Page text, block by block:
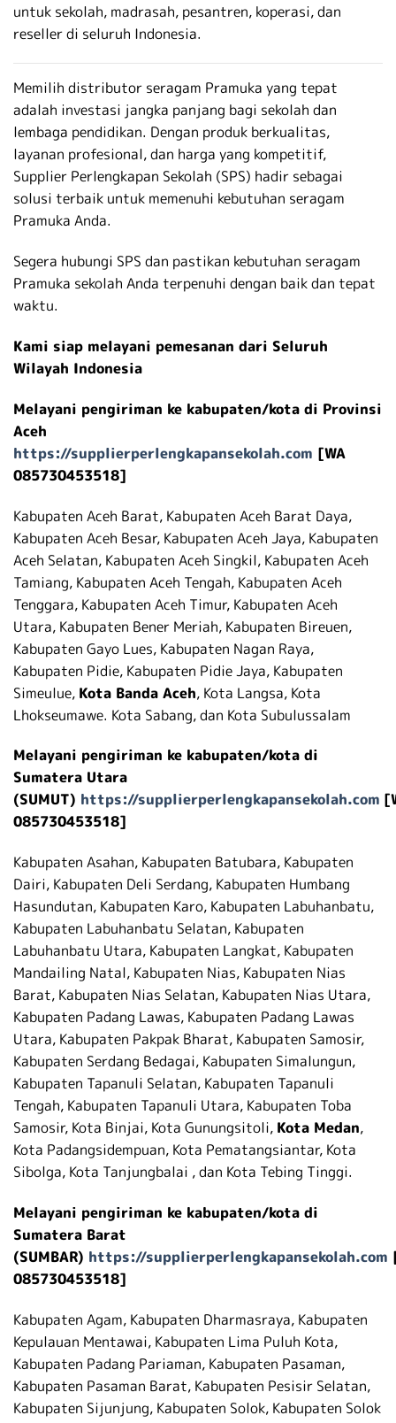
untuk sekolah, madrasah, pesantren, koperasi, dan
reseller di seluruh Indonesia.
Memilih distributor seragam Pramuka yang tepat
adalah investasi jangka panjang bagi sekolah dan
lembaga pendidikan. Dengan produk berkualitas,
layanan profesional, dan harga yang kompetitif,
Supplier Perlengkapan Sekolah (SPS) hadir sebagai
solusi terbaik untuk memenuhi kebutuhan seragam
Pramuka Anda.
Segera hubungi SPS dan pastikan kebutuhan seragam
Pramuka sekolah Anda terpenuhi dengan baik dan tepat
waktu.
Kami siap melayani pemesanan dari Seluruh
Wilayah Indonesia
Melayani pengiriman ke kabupaten/kota di Provinsi
Aceh
https://supplierperlengkapansekolah.com [WA
085730453518]
Kabupaten Aceh Barat, Kabupaten Aceh Barat Daya,
Kabupaten Aceh Besar, Kabupaten Aceh Jaya, Kabupaten
Aceh Selatan, Kabupaten Aceh Singkil, Kabupaten Aceh
Tamiang, Kabupaten Aceh Tengah, Kabupaten Aceh
Tenggara, Kabupaten Aceh Timur, Kabupaten Aceh
Utara, Kabupaten Bener Meriah, Kabupaten Bireuen,
Kabupaten Gayo Lues, Kabupaten Nagan Raya,
Kabupaten Pidie, Kabupaten Pidie Jaya, Kabupaten
Simeulue, Kota Banda Aceh, Kota Langsa, Kota
Lhokseumawe. Kota Sabang, dan Kota Subulussalam
Melayani pengiriman ke kabupaten/kota di
Sumatera Utara
(SUMUT) https://supplierperlengkapansekolah.com
085730453518]
Kabupaten Asahan, Kabupaten Batubara, Kabupaten
Dairi, Kabupaten Deli Serdang, Kabupaten Humbang
Hasundutan, Kabupaten Karo, Kabupaten Labuhanbatu,
Kabupaten Labuhanbatu Selatan, Kabupaten
Labuhanbatu Utara, Kabupaten Langkat, Kabupaten
Mandailing Natal, Kabupaten Nias, Kabupaten Nias
Barat, Kabupaten Nias Selatan, Kabupaten Nias Utara,
Kabupaten Padang Lawas, Kabupaten Padang Lawas
Utara, Kabupaten Pakpak Bharat, Kabupaten Samosir,
Kabupaten Serdang Bedagai, Kabupaten Simalungun,
Kabupaten Tapanuli Selatan, Kabupaten Tapanuli
Tengah, Kabupaten Tapanuli Utara, Kabupaten Toba
Samosir, Kota Binjai, Kota Gunungsitoli, Kota Medan,
Kota Padangsidempuan, Kota Pematangsiantar, Kota
Sibolga, Kota Tanjungbalai , dan Kota Tebing Tinggi.
Melayani pengiriman ke kabupaten/kota di
Sumatera Barat
(SUMBAR) https://supplierperlengkapansekolah.com
085730453518]
Kabupaten Agam, Kabupaten Dharmasraya, Kabupaten
Kepulauan Mentawai, Kabupaten Lima Puluh Kota,
Kabupaten Padang Pariaman, Kabupaten Pasaman,
Kabupaten Pasaman Barat, Kabupaten Pesisir Selatan,
Kabupaten Sijunjung, Kabupaten Solok, Kabupaten Solok